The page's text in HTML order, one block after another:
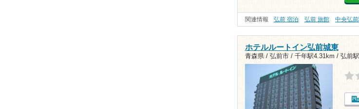
関連情報 弘前 宿泊 弘前 旅館 中央弘
ホテルルートイン弘前城東
青森県 / 弘前市 / 千年駅4.31km / 弘前